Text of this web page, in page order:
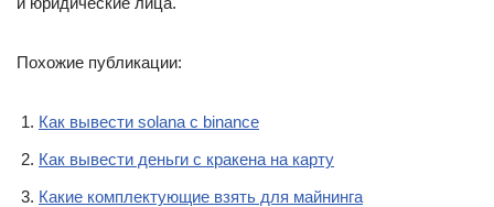
Похожие публикации:
Как вывести solana с binance
Как вывести деньги с кракена на карту
Какие комплектующие взять для майнинга